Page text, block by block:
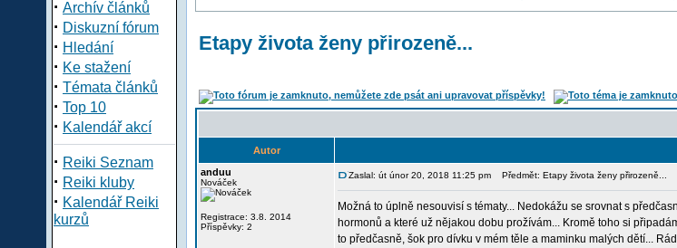
· Archív článků
· Diskuzní fórum
· Hledání
· Ke stažení
· Témata článků
· Top 10
· Kalendář akcí
· Reiki Seznam
· Reiki kluby
· Kalendář Reiki
kurzů
Etapy života ženy přirozeně...
Autor
anduu
Nováček
Registrace: 3.8. 2014
Příspěvky: 2
Zaslal: út únor 20, 2018 11:25 pm Předmět: Etapy života ženy přirozeně...
Možná to úplně nesouvisí s tématy... Nedokážu se srovnat s
hormonů a které už nějakou dobu prožívám... Kromě toho si
to předčasně, šok pro dívku v mém těle a maminku malých dětí...